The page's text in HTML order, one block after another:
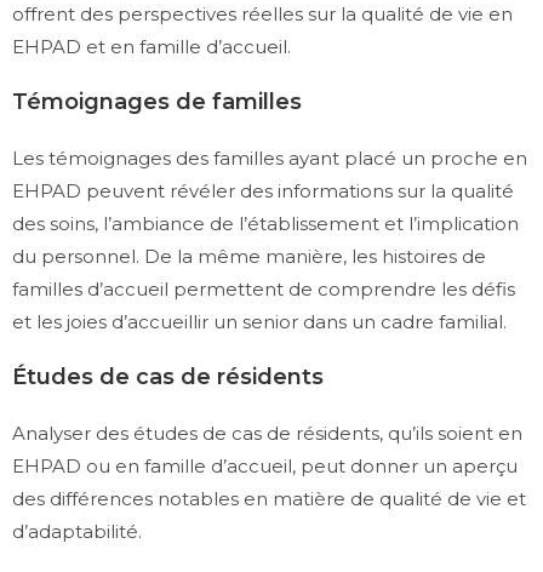
offrent des perspectives réelles sur la qualité de vie en
EHPAD et en famille d’accueil.
Témoignages de familles
Les témoignages des familles ayant placé un proche en
EHPAD peuvent révéler des informations sur la qualité
des soins, l’ambiance de l’établissement et l’implication
du personnel. De la même manière, les histoires de
familles d’accueil permettent de comprendre les défis
et les joies d’accueillir un senior dans un cadre familial.
Études de cas de résidents
Analyser des études de cas de résidents, qu’ils soient en
EHPAD ou en famille d’accueil, peut donner un aperçu
des différences notables en matière de qualité de vie et
d’adaptabilité.